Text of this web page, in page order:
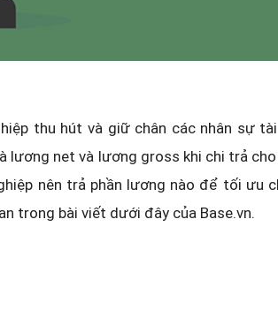
thu hút và giữ chân các nhân sự
lương net và lương gross khi chi trả
nên trả phần lương nào để tối ưu
trong bài viết dưới đây của Base.vn.